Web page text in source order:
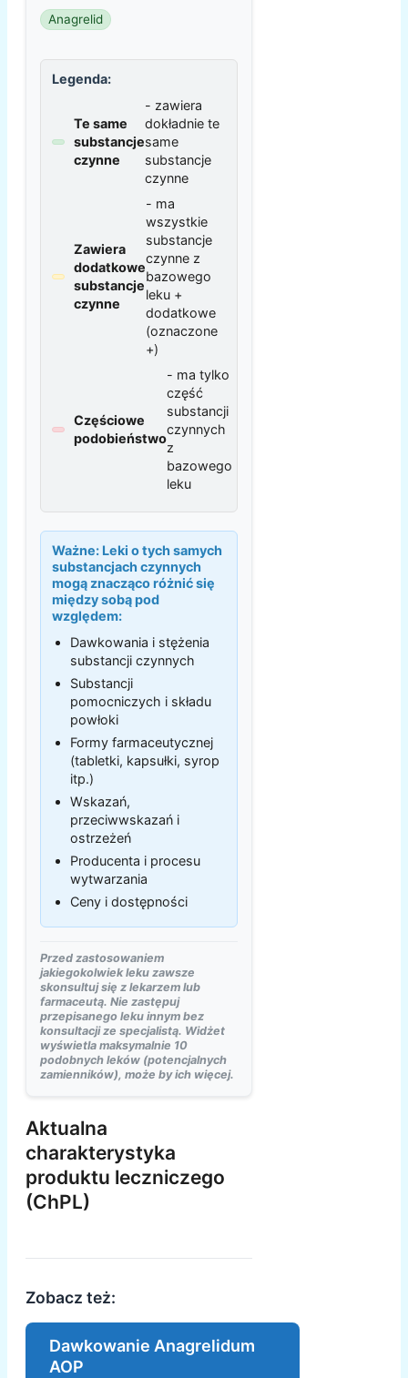
Anagrelid
Legenda:
Te same
substancje
czynne
- zawiera
dokładnie te
same
substancje
czynne
Zawiera
dodatkowe
substancje
czynne
- ma
wszystkie
substancje
czynne z
bazowego
leku +
dodatkowe
(oznaczone
+)
Częściowe
podobieństwo
- ma tylko
część
substancji
czynnych
z
bazowego
leku
Ważne: Leki o tych samych
substancjach czynnych
mogą znacząco różnić się
między sobą pod
względem:
Dawkowania i stężenia
substancji czynnych
Substancji
pomocniczych i składu
powłoki
Formy farmaceutycznej
(tabletki, kapsułki, syrop
itp.)
Wskazań,
przeciwwskazań i
ostrzeżeń
Producenta i procesu
wytwarzania
Ceny i dostępności
Przed zastosowaniem
jakiegokolwiek leku zawsze
skonsultuj się z lekarzem lub
farmaceutą. Nie zastępuj
przepisanego leku innym bez
konsultacji ze specjalistą. Widżet
wyświetla maksymalnie 10
podobnych leków (potencjalnych
zamienników), może by ich więcej.
Aktualna
charakterystyka
produktu leczniczego
(ChPL)
Zobacz też:
Dawkowanie Anagrelidum
AOP